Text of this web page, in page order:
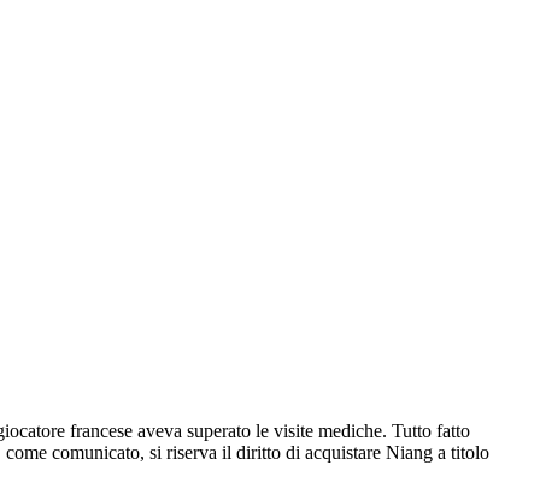
francese aveva superato le visite mediche. Tutto fatto
comunicato, si riserva il diritto di acquistare Niang a titolo